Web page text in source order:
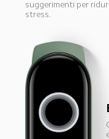
suggerimenti per
stress.